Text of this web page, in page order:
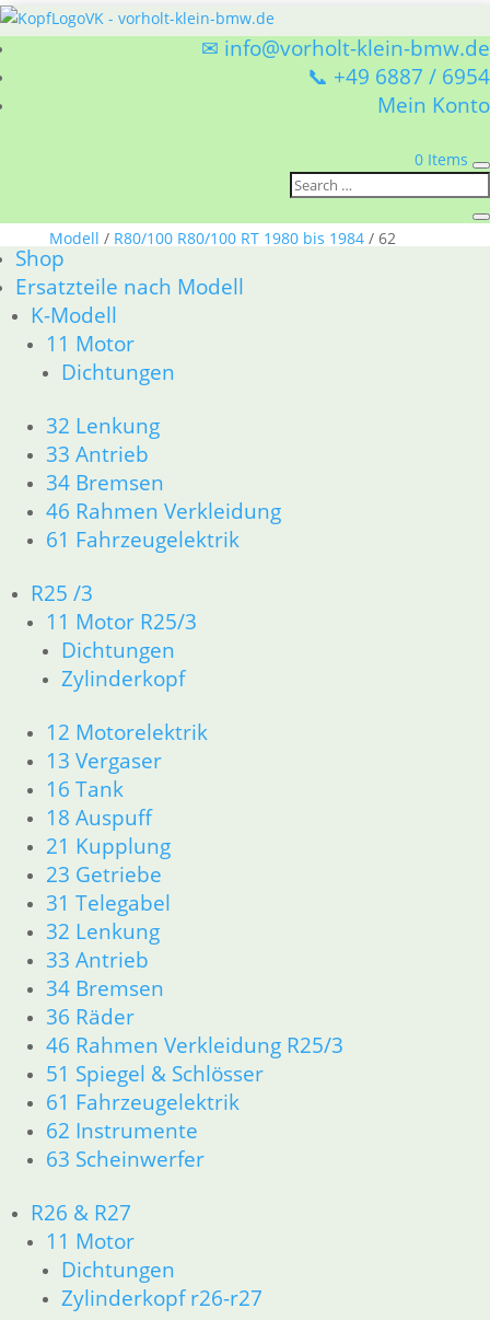
✉ info@vorholt-klein-bmw.de
📞 +49 6887 / 6954
Mein Konto
0 Items
Shop
Ersatzteile nach Modell
K-Modell
11 Motor
Dichtungen
32 Lenkung
33 Antrieb
34 Bremsen
46 Rahmen Verkleidung
61 Fahrzeugelektrik
R25 /3
11 Motor R25/3
Dichtungen
Zylinderkopf
12 Motorelektrik
13 Vergaser
16 Tank
18 Auspuff
21 Kupplung
23 Getriebe
31 Telegabel
32 Lenkung
33 Antrieb
34 Bremsen
36 Räder
46 Rahmen Verkleidung R25/3
51 Spiegel & Schlösser
61 Fahrzeugelektrik
62 Instrumente
63 Scheinwerfer
R26 & R27
11 Motor
Dichtungen
Zylinderkopf r26-r27
Modell / R80/100 R80/100 RT 1980 bis 1984/ 62
Instrumente
62 Instrumente
BMW R80/100 R80/100 RT 1980 bis 1984 62
Alle 2 Ergebnisse werden angezeigt
Tülle
Tachowelle am
Getriebe
3,50€
8080160
inkl. MwSt.
zzgl.
Versandkosten
In den
Warenkorb
Artikelnummer:
inkl. MwSt.
zzgl.
Shop
Ersatzteile nach Modell
Ersatzteile
Zubehör und Wartung
Products
search
Alle Preise inkl. der gesetzl. MwSt. und zzgl. Versand_
Service